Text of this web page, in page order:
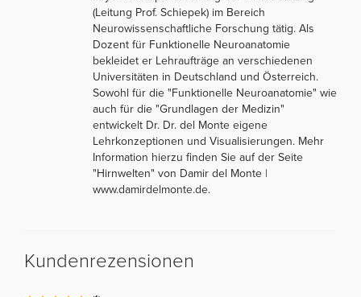
(Leitung Prof. Schiepek) im Bereich
Neurowissenschaftliche Forschung tätig. Als
Dozent für Funktionelle Neuroanatomie
bekleidet er Lehraufträge an verschiedenen
Universitäten in Deutschland und Österreich.
Sowohl für die "Funktionelle Neuroanatomie" wie
auch für die "Grundlagen der Medizin"
entwickelt Dr. Dr. del Monte eigene
Lehrkonzeptionen und Visualisierungen. Mehr
Information hierzu finden Sie auf der Seite
"Hirnwelten" von Damir del Monte |
www.damirdelmonte.de.
Kundenrezensionen